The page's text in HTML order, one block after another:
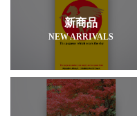
新商品
NEW ARRIVALS